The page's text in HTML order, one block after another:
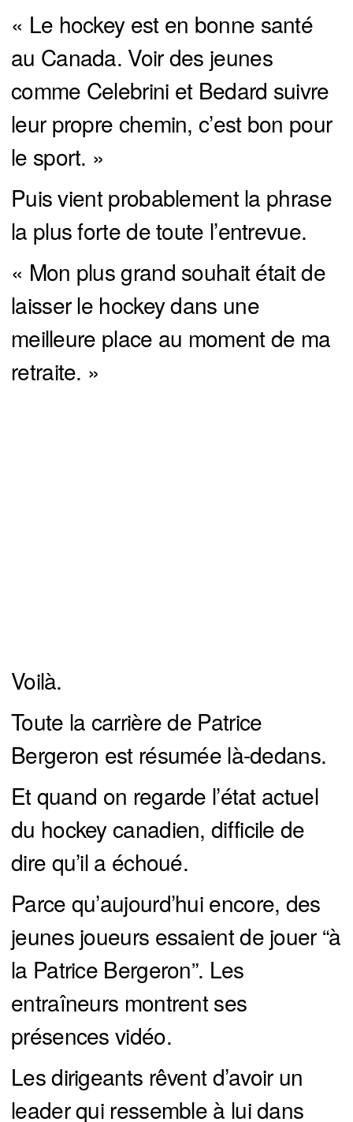
« Le hockey est en bonne santé
au Canada. Voir des jeunes
comme Celebrini et Bedard suivre
leur propre chemin, c’est bon pour
le sport. »
Puis vient probablement la phrase
la plus forte de toute l’entrevue.
« Mon plus grand souhait était de
laisser le hockey dans une
meilleure place au moment de ma
retraite. »
Voilà.
Toute la carrière de Patrice
Bergeron est résumée là-dedans.
Et quand on regarde l’état actuel
du hockey canadien, difficile de
dire qu’il a échoué.
Parce qu’aujourd’hui encore, des
jeunes joueurs essaient de jouer “à
la Patrice Bergeron”. Les
entraîneurs montrent ses
présences vidéo.
Les dirigeants rêvent d’avoir un
leader qui ressemble à lui dans